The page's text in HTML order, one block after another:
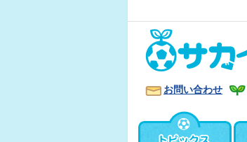
お問い合わせ